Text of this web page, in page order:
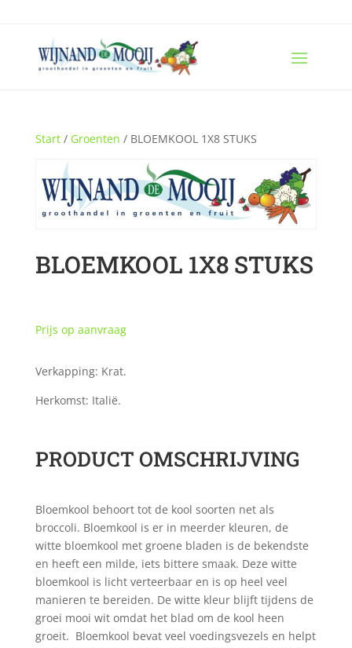
Start/ Groenten / BLOEMKOOL 1X8 STUKS
BLOEMKOOL 1X8 STUKS
Prijs op aanvraag
Verkapping: Krat.
Herkomst: Italië.
PRODUCT OMSCHRIJVING
Bloemkool behoort tot de kool soorten net als
broccoli. Bloemkool is er in meerder kleuren, de
witte bloemkool met groene bladen is de bekendste
en heeft een milde, iets bittere smaak. Deze witte
bloemkool is licht verteerbaar en is op heel veel
manieren te bereiden. De witte kleur blijft tijdens de
groei mooi wit omdat het blad om de kool heen
groeit. Bloemkool bevat veel voedingsvezels en helpt